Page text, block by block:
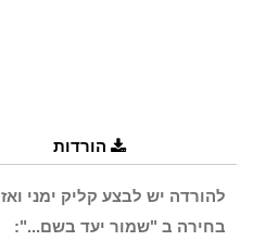
הורדות
להורדה יש לבצע קליק ימני ואז
בחירה ב "שמור יעד בשם...":